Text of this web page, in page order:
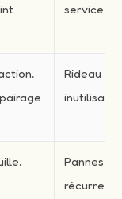
service
Rideau
inutilisable
Pannes